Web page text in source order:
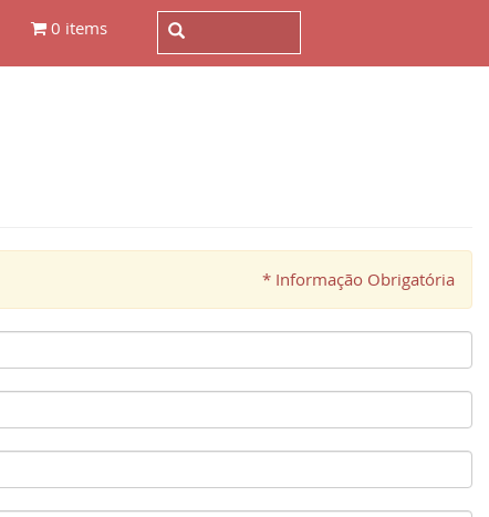
0 items
* Informação Obrigatória